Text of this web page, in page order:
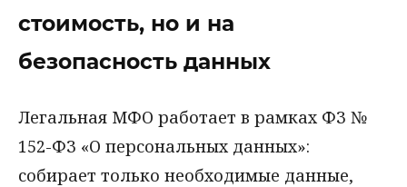
стоимость, но и на
безопасность данных
Легальная МФО работает в рамках ФЗ №
152-ФЗ «О персональных данных»:
собирает только необходимые данные,